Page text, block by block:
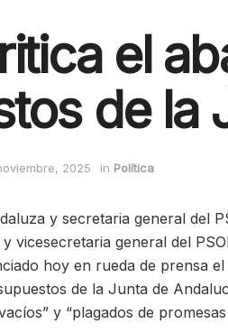
el
de la
2025 in Política
y secretaria general del
vicesecretaria general del
hoy en rueda de prensa
de la Junta de
y “plagados de